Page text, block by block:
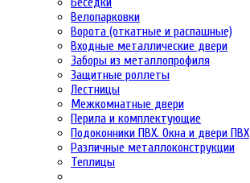
Велопарковки
Ворота (откатные и распашные)
Входные металлические двери
Заборы из металлопрофиля
Защитные роллеты
Лестницы
Межкомнатные двери
Перила и комплектующие
Подоконники ПВХ. Окна и двери ПВХ
Различные металлоконструкции
Теплицы